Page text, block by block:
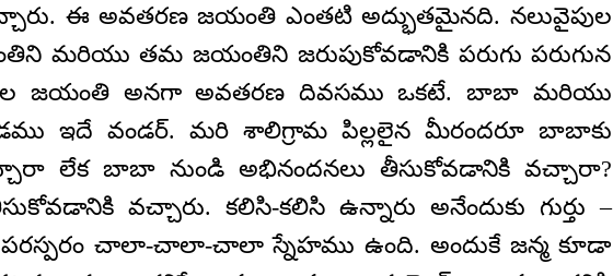
ఈ అవతరణ జయంతి ఎంతటి అద్భుతమైనది. నలువైపుల
మరియు తమ జయంతిని జరుపుకోవడానికి పరుగు పరుగున
జయంతి అనగా అవతరణ దివసము ఒకటే. బాబా మరియు
ఇదే వండర్. మరి శాలిగ్రామ పిల్లలైన మీరందరూ బాబాకు
లేక బాబా నుండి అభినందనలు తీసుకోవడానికి వచ్చారా?
వచ్చారు. కలిసి-కలిసి ఉన్నారు అనేందుకు గుర్తు –
పరస్పరం చాలా-చాలా-చాలా స్నేహము ఉంది. అందుకే జన్మ కూడా